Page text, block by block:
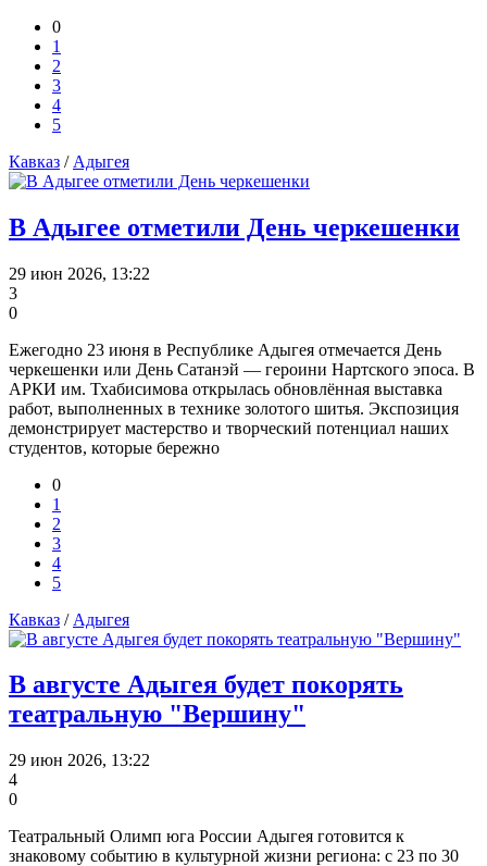
0
1
2
3
4
5
Кавказ / Адыгея
В Адыгее отметили День черкешенки
29 июн 2026, 13:22
3
0
Ежегодно 23 июня в Республике Адыгея отмечается День
черкешенки или День Сатанэй — героини Нартского эпоса. В
АРКИ им. Тхабисимова открылась обновлённая выставка
работ, выполненных в технике золотого шитья. Экспозиция
демонстрирует мастерство и творческий потенциал наших
студентов, которые бережно
0
1
2
3
4
5
Кавказ / Адыгея
В августе Адыгея будет покорять
театральную "Вершину"
29 июн 2026, 13:22
4
0
Театральный Олимп юга России Адыгея готовится к
знаковому событию в культурной жизни региона: с 23 по 30